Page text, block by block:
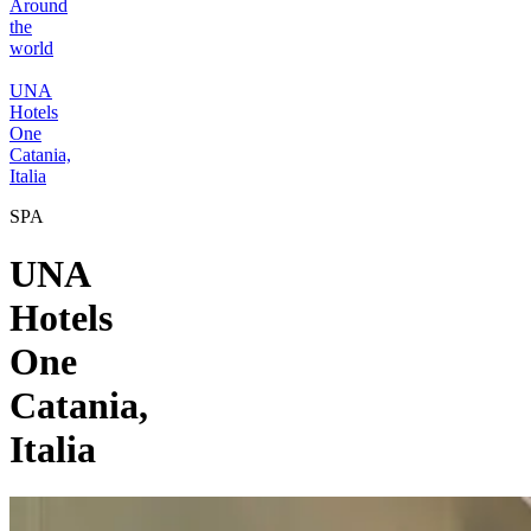
Around
the
world
UNA
Hotels
One
Catania,
Italia
SPA
UNA
Hotels
One
Catania,
Italia